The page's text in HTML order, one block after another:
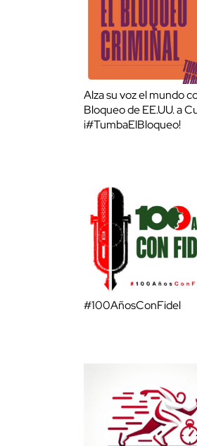
Alza su voz el mundo
Bloqueo de EE.UU. a
¡#TumbaElBloqueo!
#100AñosConFidel